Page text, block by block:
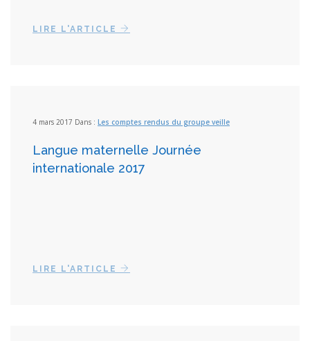
LIRE L'ARTICLE
4 mars 2017 Dans : Les comptes rendus du groupe veille
Langue maternelle Journée
internationale 2017
LIRE L'ARTICLE